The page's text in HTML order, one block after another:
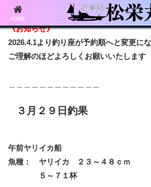
《お知らせ》
2026.4.1より釣り座が予約順へと変更に
ご理解のほどよろしくお願いいたします
３月２９日釣果
午前ヤリイカ船
魚種： ヤリイカ ２３～４８ｃｍ
５～７１杯
HOME